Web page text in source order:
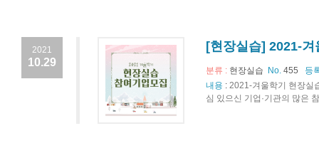
2021
10.29
[현장실습] 2021-
분류 : 현장실습 No. 455
등
내용 : 2021-겨울학기 현장실
심 있으신 기업·기관의 많은